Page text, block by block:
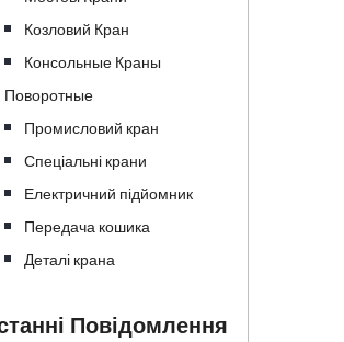
Козловий Кран
Консольные Краны
Поворотные
Промисловий кран
Спеціальні крани
Електричний підйомник
Передача кошика
Деталі крана
Повідомлення